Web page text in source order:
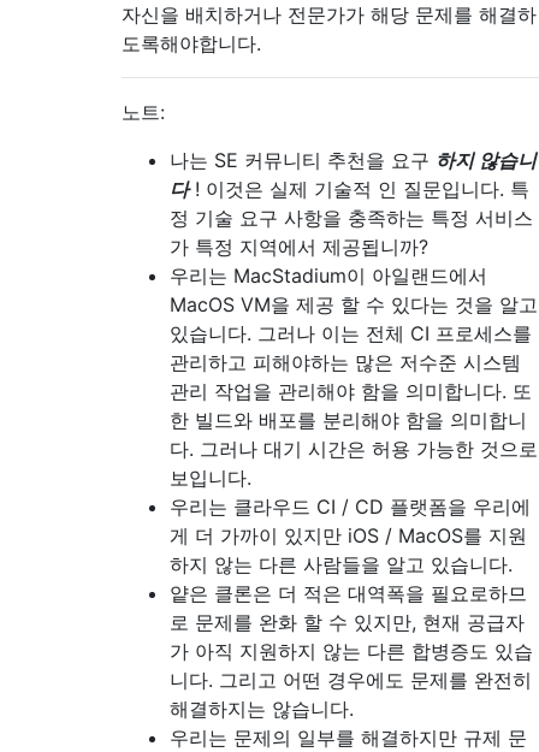
자신을 배치하거나 전문가가 해당 문제를 해결하
도록해야합니다.
노트:
나는 SE 커뮤니티 추천을 요구 하지 않습니
다! 이것은 실제 기술적 인 질문입니다. 특
정 기술 요구 사항을 충족하는 특정 서비스
가 특정 지역에서 제공됩니까?
우리는 MacStadium이 아일랜드에서
MacOS VM을 제공 할 수 있다는 것을 알고
있습니다. 그러나 이는 전체 CI 프로세스를
관리하고 피해야하는 많은 저수준 시스템
관리 작업을 관리해야 함을 의미합니다. 또
한 빌드와 배포를 분리해야 함을 의미합니
다. 그러나 대기 시간은 허용 가능한 것으로
보입니다.
우리는 클라우드 CI / CD 플랫폼을 우리에
게 더 가까이 있지만 iOS / MacOS를 지원
하지 않는 다른 사람들을 알고 있습니다.
얕은 클론은 더 적은 대역폭을 필요로하므
로 문제를 완화 할 수 있지만, 현재 공급자
가 아직 지원하지 않는 다른 합병증도 있습
니다. 그리고 어떤 경우에도 문제를 완전히
해결하지는 않습니다.
우리는 문제의 일부를 해결하지만 규제 문